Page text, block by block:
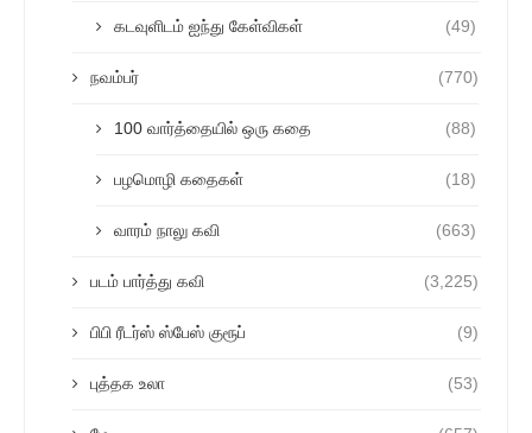
கடவுளிடம் ஐந்து கேள்விகள் (49)
நவம்பர் (770)
100 வார்த்தையில் ஒரு கதை (88)
பழமொழி கதைகள் (18)
வாரம் நாலு கவி (663)
படம் பார்த்து கவி (3,225)
பிபி ரீடர்ஸ் ஸ்பேஸ் குரூப் (9)
புத்தக உலா (53)